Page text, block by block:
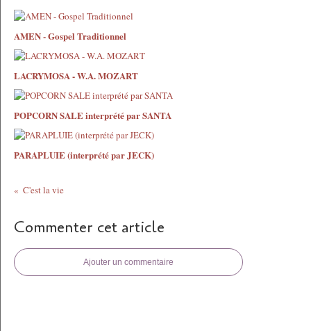
AMEN - Gospel Traditionnel
LACRYMOSA - W.A. MOZART
POPCORN SALE interprété par SANTA
PARAPLUIE (interprété par JECK)
C'est la vie
Commenter cet article
Ajouter un commentaire